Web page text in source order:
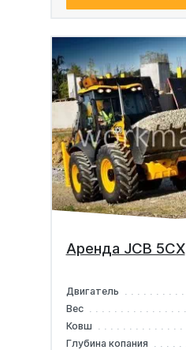
Аренда JCB 5CX
Двигатель
Вес
Ковш
Глубина копания